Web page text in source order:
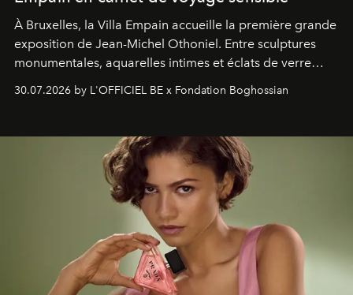
À Bruxelles, la Villa Empain accueille la première grande
exposition de Jean-Michel Othoniel. Entre sculptures
monumentales, aquarelles intimes et éclats de verre
émotionnel où chaque œuvre devient le souvenir
émerveillement.
30.07.2026 by L'OFFICIEL BE x Fondation Boghossian